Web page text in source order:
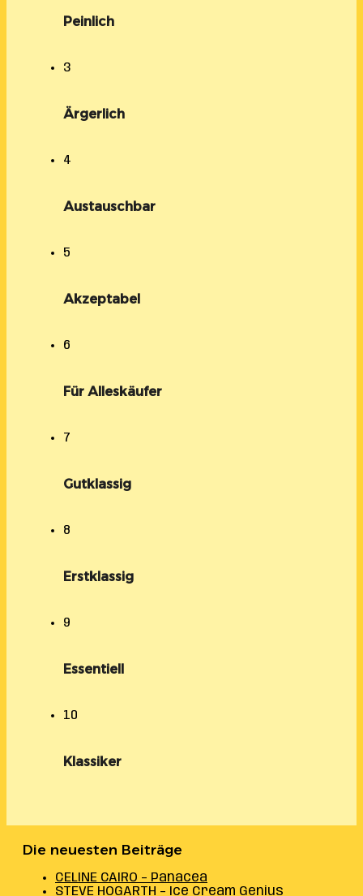
Peinlich
3
Ärgerlich
4
Austauschbar
5
Akzeptabel
6
Für Alleskäufer
7
Gutklassig
8
Erstklassig
9
Essentiell
10
Klassiker
Die neuesten Beiträge
CELINE CAIRO – Panacea
STEVE HOGARTH – Ice Cream Genius